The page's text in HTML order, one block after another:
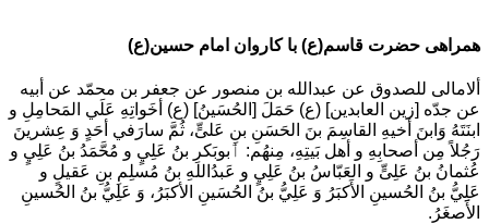
همراهی حضرت قاسم(ع) با کاروان امام حسین(ع)
ألامالی للصدوق عن عبدالله بن منصور عن جعفر بن محمّد عن أبيه
عن جدّه [زين العابدين] (ع) حَمَلَ [الحُسَينُ] (ع) أخَواتِهِ عَلَي المَحامِلِ و
ابنَتَهُ وَابنَ أخيهِ القاسِمَ بنَ الحَسَنِ بنِ عَلیٍّ، ثُمَّ سارَفي أحَدٍ وَ عِشرينَ
رَجُلاً مِن أصحابِهِ و أهل بَيتِهِ، مِنهُم: ٲبوبَكرِ بنُ عَلِيٍ و مُحَّمَدُ بنُ عَلِيٍ و
عُثمانُ بنُ عَلِیٍّ و العَبّاسُ بنُ عَلِيٍ و عَبدُاللهِ بنُ مُسلِمِ بنِ عَقيلٍ و
عَلِيُّ بنُ الحُسينِ الأَكبَرُ وَ عَلِيُّ بنُ الحُسَينِ الأكبَرُ، وَ عَلِيُّ بنُ الحُسينِ
الأَصغَرُ.